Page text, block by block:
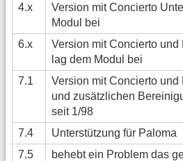
4.x
Version mit Concierto
Modul bei
6.x
Version mit Concierto und
lag dem Modul bei
7.1
Version mit Concierto und
und zusätzlichen
seit 1/98
7.4
Unterstützung für Paloma
7.5
behebt ein Problem das